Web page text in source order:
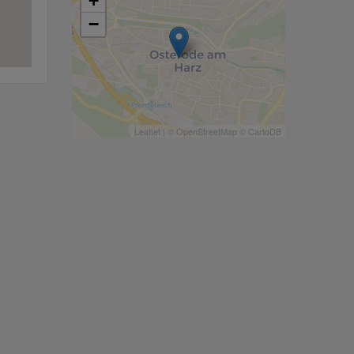
−
Leaflet | © OpenStreetMap © CartoDB